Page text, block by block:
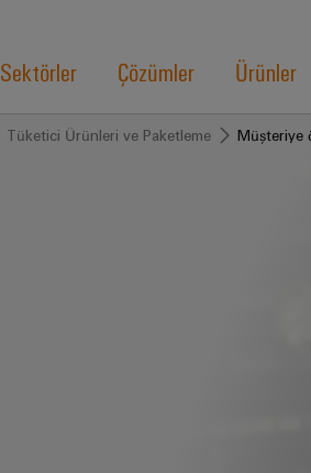
Sektörler Çözümler Ürünler
Tüketici Ürünleri ve Paketleme Müşteriye